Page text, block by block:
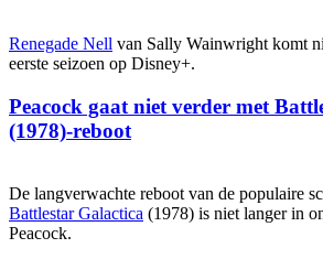
Renegade Nell van Sally Wainwright komt
eerste seizoen op Disney+.
Peacock gaat niet verder met
(1978)-reboot
De langverwachte reboot van de populaire
Battlestar Galactica (1978) is niet langer in
Peacock.